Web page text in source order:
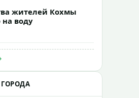
жителей Кохмы
воду